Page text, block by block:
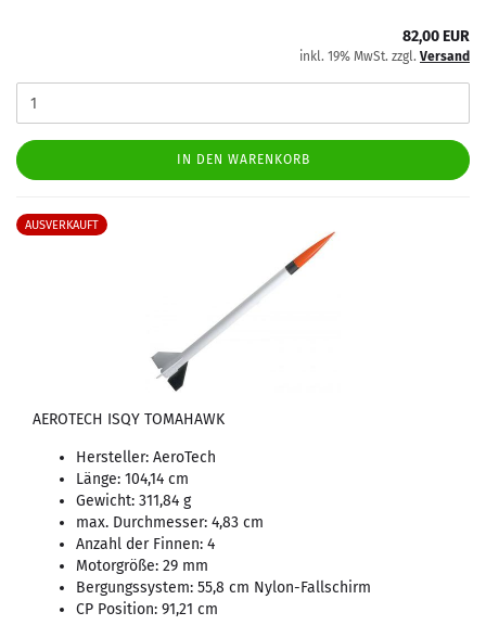
82,00 EUR
inkl. 19% MwSt. zzgl. Versand
IN DEN WARENKORB
AUSVERKAUFT
AEROTECH ISQY TOMAHAWK
Hersteller: AeroTech
Länge: 104,14 cm
Gewicht: 311,84 g
max. Durchmesser: 4,83 cm
Anzahl der Finnen: 4
Motorgröße: 29 mm
Bergungssystem: 55,8 cm Nylon-Fallschirm
CP Position: 91,21 cm